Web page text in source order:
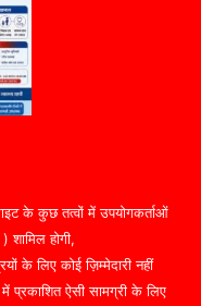
के कुछ तत्वों में उपयोगकर्ताओं
शामिल होगी,
लिए कोई ज़िम्मेदारी नहीं
ऐसी सामग्री के लिए